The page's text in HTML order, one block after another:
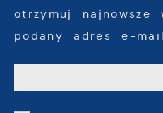
otrzymuj najnowsze
podany adres e-mail